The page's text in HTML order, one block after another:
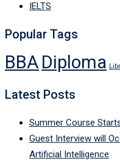
IELTS
Popular Tags
BBA Diploma
Latest Posts
Summer Course
Guest Interview will
Artificial Intelligence